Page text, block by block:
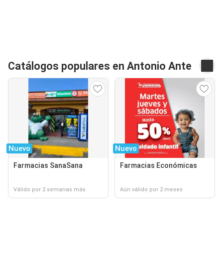
Catálogos populares en Antonio Ante
Nuevo
Farmacias SanaSana
Válido por 2 semanas más
Nuevo
Farmacias Económicas
Aún válido por 2 meses